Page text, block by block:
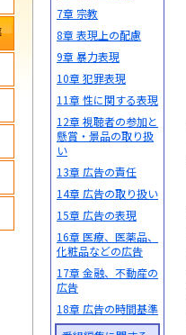
7章 宗教
8章 表現上の配慮
9章 暴力表現
10章 犯罪表現
11章 性に関する表現
12章 視聴者の参加と
懸賞・景品の取り扱
い
13章 広告の責任
14章 広告の取り扱い
15章 広告の表現
16章 医療、医薬品、
化粧品などの広告
17章 金融、不動産の
広告
18章 広告の時間基準